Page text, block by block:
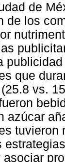
de
de los
que
vs.
azúcar